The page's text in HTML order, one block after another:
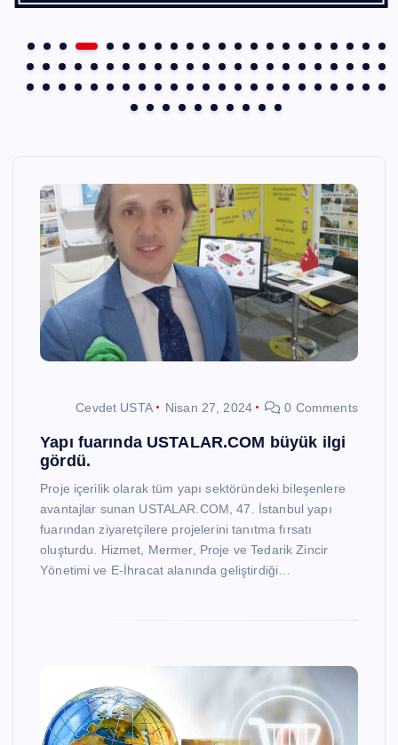
Cevdet USTA Nisan 27, 2024 0 Comments
Yapı fuarında USTALAR.COM büyük ilgi
gördü.
Proje içerilik olarak tüm yapı sektöründeki bileşenlere
avantajlar sunan USTALAR.COM, 47. İstanbul yapı
fuarından ziyaretçilere projelerini tanıtma fırsatı
oluşturdu. Hizmet, Mermer, Proje ve Tedarik Zincir
Yönetimi ve E-İhracat alanında geliştirdiği…